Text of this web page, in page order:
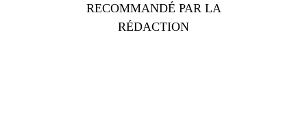
RECOMMANDÉ PAR LA
RÉDACTION